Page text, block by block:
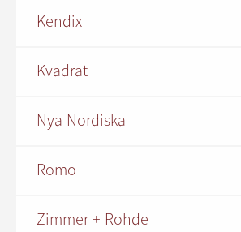
Kendix
Kvadrat
Nya Nordiska
Romo
Zimmer + Rohde